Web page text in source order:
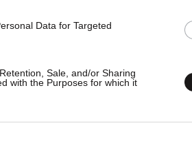
Data for Targeted
Sale, and/or Sharing
with the Purposes for which it
Marc